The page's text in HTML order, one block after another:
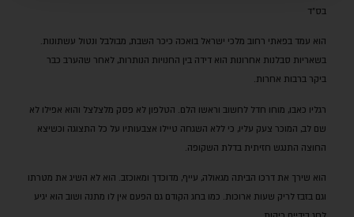
בס"ד
הוא עמד בפאתי רחוב מלכי ישראל בואכה כיכר השבת, מבולבל ונטול עשתונות.
בשאריות סבלנות אחרונות הוא דידה בין החנויות הנותרות, לאחר שהערב כבר
ביקר ברבות אחרות.
רגליו כאבו, מוחו חדל לחשוב וראשו הלם. הטלפון לא פסק מלצלצל והוא אפילו לא
שם לב, המוכר צעק עליו, כי ללא השגחה טיילו אצבעותיו על כל התצוגה וכשיצא
החוצה התנגש חזיתית בדלת השקופה.
הוא שירך את דרכו הביתה מגאולה, עייף, מדוכדך ומאוכזב. הוא לא השיג את מטרתו
וגם בזבז לריק שעות ארוכות. כמו בחג הקודם גם הפעם אין לו מתנה ושוב הוא יגיע